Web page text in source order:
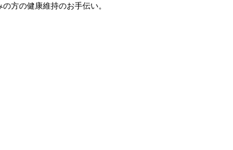
方の健康維持のお手伝い。